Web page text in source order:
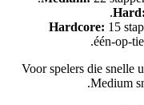
Hard:
Hardcore: 15
Voor spelers die snelle
Medium